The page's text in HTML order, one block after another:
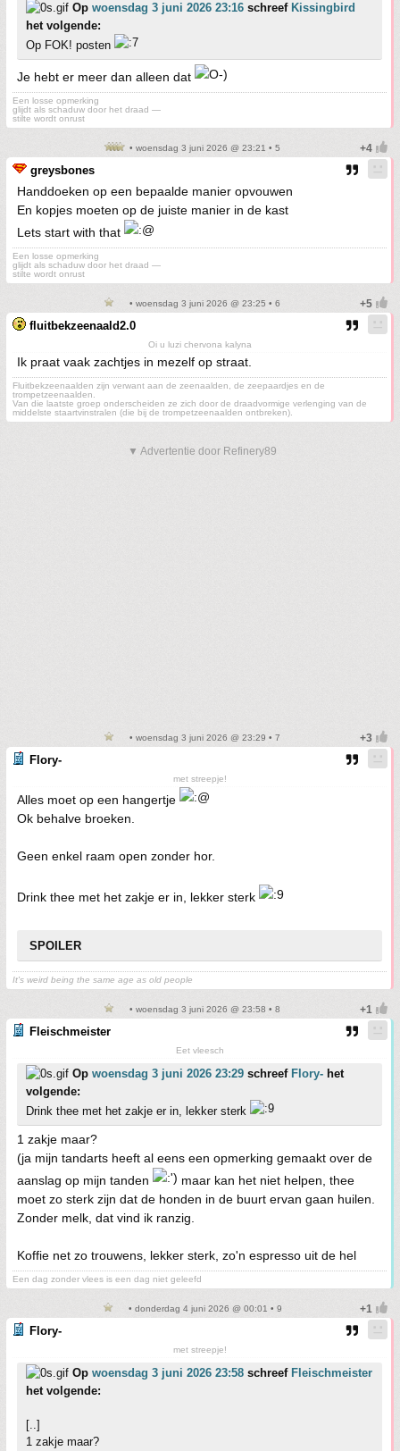
Op woensdag 3 juni 2026 23:16 schreef Kissingbird
het volgende:
Op FOK! posten
Je hebt er meer dan alleen dat
Een losse opmerking
glijdt als schaduw door het draad —
stilte wordt onrust
• woensdag 3 juni 2026 @ 23:21 • 5
greysbones
Handdoeken op een bepaalde manier opvouwen
En kopjes moeten op de juiste manier in de kast
Lets start with that
Een losse opmerking
glijdt als schaduw door het draad —
stilte wordt onrust
• woensdag 3 juni 2026 @ 23:25 • 6
fluitbekzeenaald2.0
Oi u luzi chervona kalyna
Ik praat vaak zachtjes in mezelf op straat.
Fluitbekzeenaalden zijn verwant aan de zeenaalden, de zeepaardjes en de
trompetzeenaalden.
Van die laatste groep onderscheiden ze zich door de draadvormige verlenging van de
middelste staartvinstralen (die bij de trompetzeenaalden ontbreken).
▼ Advertentie door Refinery89
• woensdag 3 juni 2026 @ 23:29 • 7
Flory-
met streepje!
Alles moet op een hangertje
Ok behalve broeken.
Geen enkel raam open zonder hor.
Drink thee met het zakje er in, lekker sterk
SPOILER
It's weird being the same age as old people
• woensdag 3 juni 2026 @ 23:58 • 8
Fleischmeister
Eet vleesch
Op woensdag 3 juni 2026 23:29 schreef Flory- het
volgende:
Drink thee met het zakje er in, lekker sterk
1 zakje maar?
(ja mijn tandarts heeft al eens een opmerking gemaakt over de
aanslag op mijn tanden
maar kan het niet helpen, thee
moet zo sterk zijn dat de honden in de buurt ervan gaan huilen.
Zonder melk, dat vind ik ranzig.
Koffie net zo trouwens, lekker sterk, zo'n espresso uit de hel
Een dag zonder vlees is een dag niet geleefd
• donderdag 4 juni 2026 @ 00:01 • 9
Flory-
met streepje!
Op woensdag 3 juni 2026 23:58 schreef Fleischmeister
het volgende:
[..]
1 zakje maar?